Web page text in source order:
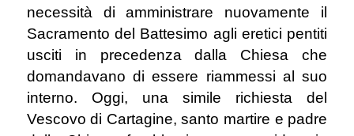
necessità di amministrare nuovamente il
Sacramento del Battesimo agli eretici pentiti
usciti in precedenza dalla Chiesa che
domandavano di essere riammessi al suo
interno. Oggi, una simile richiesta del
Vescovo di Cartagine, santo martire e padre